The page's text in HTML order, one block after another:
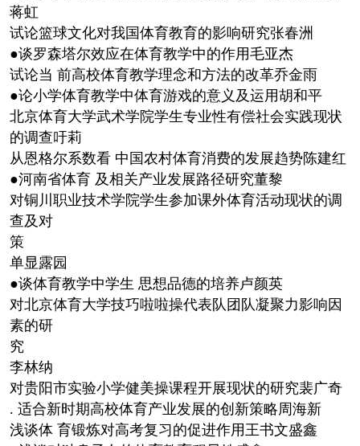
蒋虹
试论篮球文化对我国体育教育的影响研究张春洲
●谈罗森塔尔效应在体育教学中的作用毛亚杰
试论当 前高校体育教学理念和方法的改革乔金雨
●论小学体育教学中体育游戏的意义及运用胡和平
北京体育大学武术学院学生专业性有偿社会实践现状
的调查吁莉
从恩格尔系数看 中国农村体育消费的发展趋势陈建红
●河南省体育 及相关产业发展路径研究董黎
对铜川职业技术学院学生参加课外体育活动现状的调
查及对
策
单显露园
●谈体育教学中学生 思想品德的培养卢颜英
对北京体育大学技巧啦啦操代表队团队凝聚力影响因
素的研
究
李林纳
对贵阳市实验小学健美操课程开展现状的研究裴广奇
. 适合新时期高校体育产业发展的创新策略周海新
浅谈体 育锻炼对高考复习的促进作用王书文盛鑫